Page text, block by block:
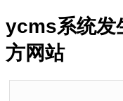
ycms系统发
方网站